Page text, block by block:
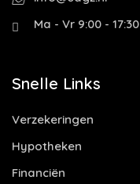
Ma - Vr 9:00 - 17:30
Snelle Links
Verzekeringen
Hypotheken
Financiën